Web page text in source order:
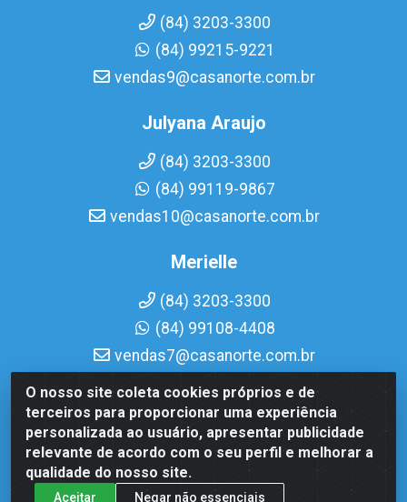
O nosso site coleta cookies próprios e de
terceiros para proporcionar uma experiência
personalizada ao usuário, apresentar publicidade
relevante de acordo com o seu perfil e melhorar a
qualidade do nosso site.
Aceitar Negar não essenciais
(84) 3203-3300
(84) 99215-9221
vendas9@casanorte.com.br
Julyana Araujo
(84) 3203-3300
(84) 99119-9867
vendas10@casanorte.com.br
Merielle
(84) 3203-3300
(84) 99108-4408
vendas7@casanorte.com.br
Casa Norte LTDA - Av. Interventor Mário Câmara, 1815 -
Dix-Sept Rosado, Natal/RN - CEP 59054-600 - CNPJ
08.713.513/0001-51